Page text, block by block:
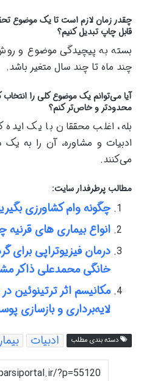
چقدر زمان لازم است تا یک موضوع
قابل چاپ تبدیل کنیم؟
بسته به پیچیدگی موضوع و
چند ماه تا چند سال متغیر باشد.
آیا می‌توانم یک موضوع کلی را
محدودتر و خاص‌تر کنم؟
بله، اغلب محققان با یک
ادبیات و مشاوره، آن را به
می‌کنند.
مطالب پرطرفدار سایت:
چگونه وام کشاورزی
انواع بیماری های
درمان فیزیوتراپی برای
خانگی محمدعلی ذاکر
مکانیسم اثر
لایه‌برداری و بازسازی
دسته بندی مطلب ادبیات